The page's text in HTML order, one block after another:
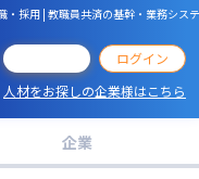
採用 | 教職員共済の基幹・業務シ
ログイン
人材をお探しの企業様はこちら
企業